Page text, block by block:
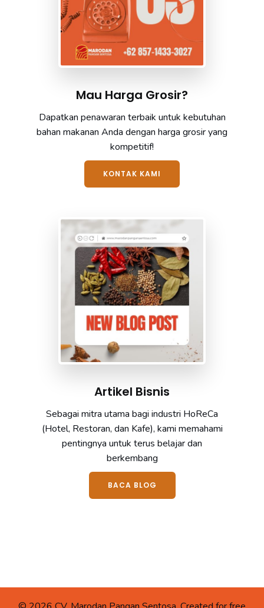
Mau Harga Grosir?
Dapatkan penawaran terbaik untuk kebutuhan
bahan makanan Anda dengan harga grosir yang
kompetitif!
KONTAK KAMI
Artikel Bisnis
Sebagai mitra utama bagi industri HoReCa
(Hotel, Restoran, dan Kafe), kami memahami
pentingnya untuk terus belajar dan
berkembang
BACA BLOG